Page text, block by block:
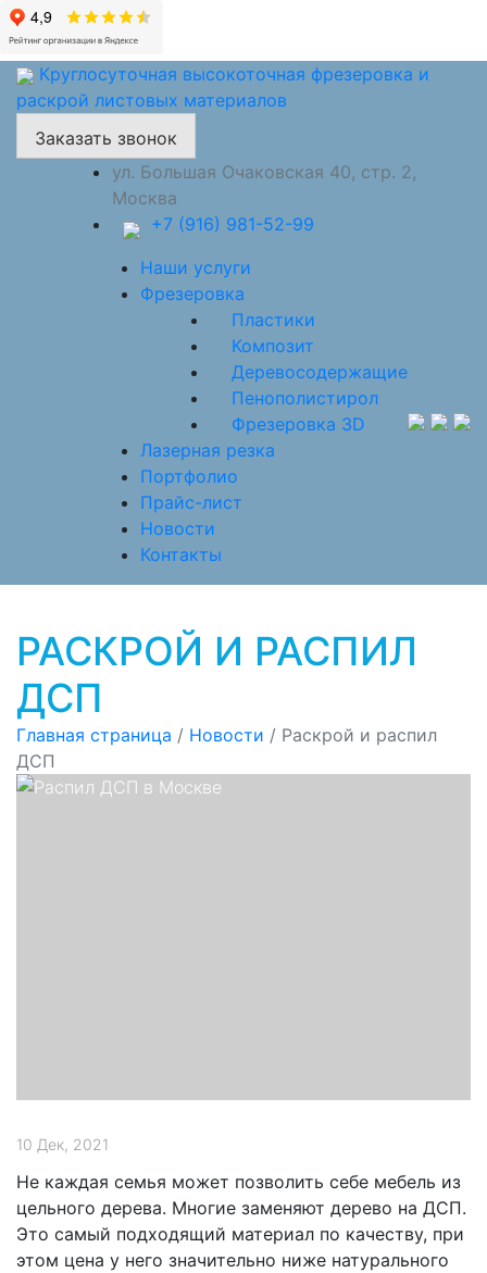
Круглосуточная высокоточная фрезеровка и
раскрой листовых материалов
Заказать звонок
ул. Большая Очаковская 40, стр. 2,
Москва
+7 (916) 981-52-99
Наши услуги
Фрезеровка
Пластики
Композит
Деревосодержащие
Пенополистирол
Фрезеровка 3D
Лазерная резка
Портфолио
Прайс-лист
Новости
Контакты
РАСКРОЙ И РАСПИЛ
ДСП
Главная страница / Новости / Раскрой и распил
ДСП
10 Дек, 2021
Не каждая семья может позволить себе мебель из
цельного дерева. Многие заменяют дерево на ДСП.
Это самый подходящий материал по качеству, при
этом цена у него значительно ниже натурального